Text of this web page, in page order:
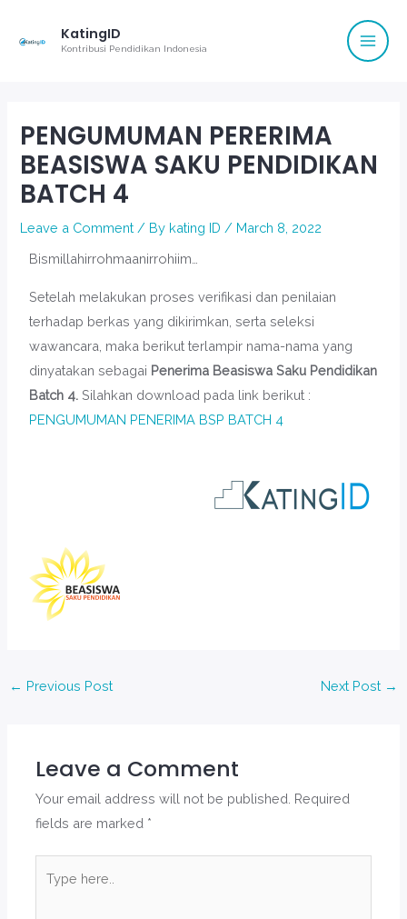
KatingID
Kontribusi Pendidikan Indonesia
PENGUMUMAN PERERIMA
BEASISWA SAKU PENDIDIKAN
BATCH 4
Leave a Comment / By kating ID / March 8, 2022
Bismillahirrohmaanirrohiim…
Setelah melakukan proses verifikasi dan penilaian
terhadap berkas yang dikirimkan, serta seleksi
wawancara, maka berikut terlampir nama-nama yang
dinyatakan sebagai Penerima Beasiswa Saku Pendidikan
Batch 4.Silahkan download pada link berikut :
PENGUMUMAN PENERIMA BSP BATCH 4
← Previous Post Next Post →
Leave a Comment
Your email address will not be published. Required
fields are marked *
here..